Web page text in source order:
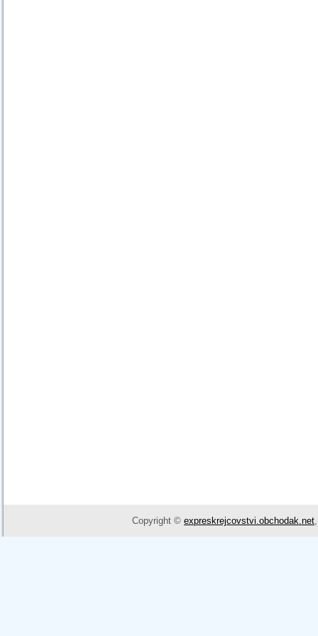
Copyright © expreskrejcovstvi.obchodak.net